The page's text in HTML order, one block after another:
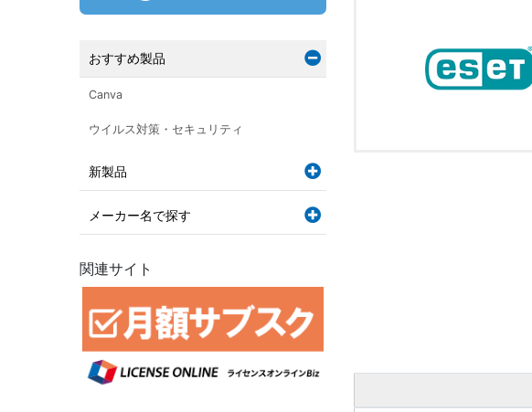
おすすめ製品
Canva
ウイルス対策・セキュリティ
新製品
メーカー名で探す
関連サイト